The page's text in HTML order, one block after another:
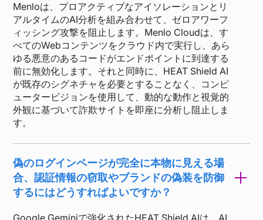
Menloは、プロアクティブなアイソレーションとリ
アルタイムのAI分析を組み合わせて、ゼロアワーフ
ィッシング攻撃を阻止します。Menlo Cloudは、す
べてのWebコンテンツをクラウド内で実行し、あら
ゆる悪意のあるコードがエンドポイントに到達する
前に無効化します。それと同時に、HEAT Shield AI
が既存のシグネチャを必要とすることなく、コンピ
ュータービジョンを使用して、動的な動作と視覚的
外観に基づいて詐欺サイトを即座に分析し阻止しま
す。
偽のログインページが完全に本物に見える場
合、認証情報の窃取やブランドの偽装を防御
するにはどうすればよいですか？